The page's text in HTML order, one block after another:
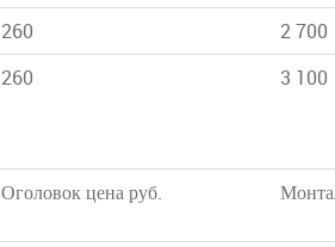
260 2 700
260 3 100
Оголовок цена руб.